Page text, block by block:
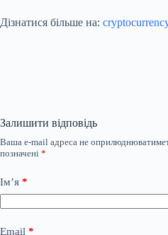
Дізнатися більше на:
Залишити відповідь
Ваша e-mail адреса не
позначені *
Ім’я *
Email *